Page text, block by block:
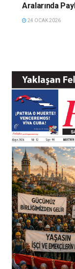
Aralarında
24 OCAK 2026